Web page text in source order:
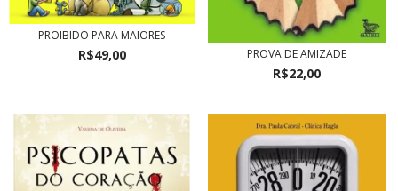
PROIBIDO PARA MAIORES
R$49,00 PROVA DE AMIZADE
R$22,00